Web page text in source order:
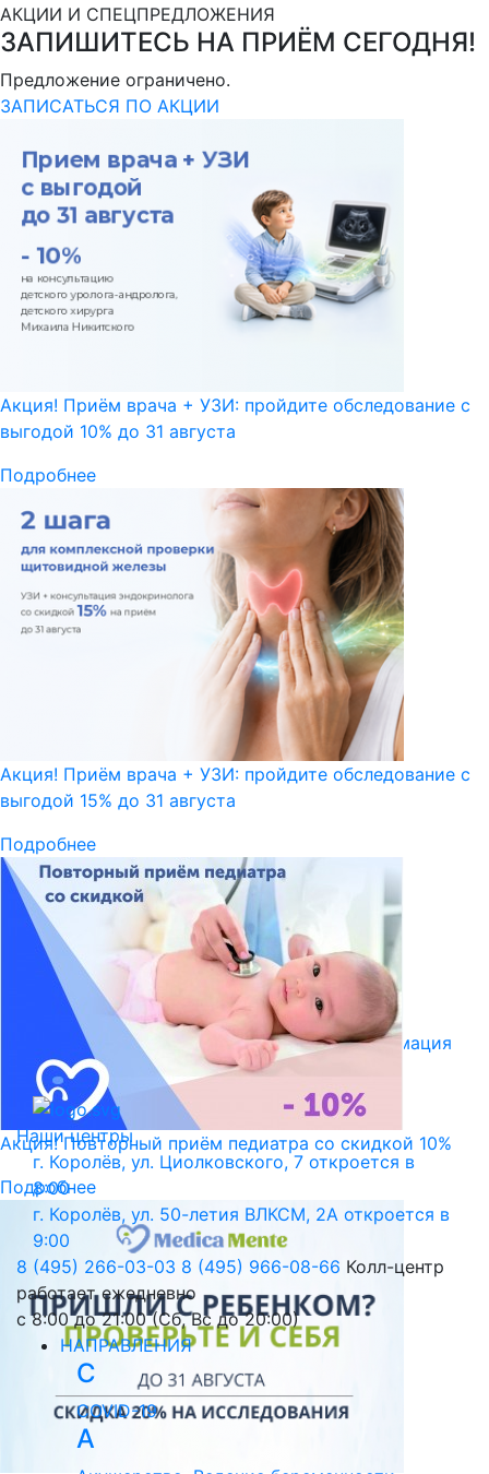
АКЦИИ И СПЕЦПРЕДЛОЖЕНИЯ
ЗАПИШИТЕСЬ НА ПРИЁМ СЕГОДНЯ!
Предложение ограничено.
ЗАПИСАТЬСЯ ПО АКЦИИ
Акция! Приём врача + УЗИ: пройдите обследование с
выгодой 10% до 31 августа
Подробнее
Акция! Приём врача + УЗИ: пройдите обследование с
выгодой 15% до 31 августа
Подробнее
Акция! Повторный приём педиатра со скидкой 10%
Подробнее
Библиотека пациента
Правовая информация
Версия для слабовидящих
Наши центры
г. Королёв, ул. Циолковского, 7 откроется в
8:00
г. Королёв, ул. 50-летия ВЛКСМ, 2А откроется в
9:00
8 (495) 266-03-03 8 (495) 966-08-66 Колл-центр
работает ежедневно
с 8:00 до 21:00 (Сб, Вс до 20:00)
НАПРАВЛЕНИЯ
C
COVID-19
А